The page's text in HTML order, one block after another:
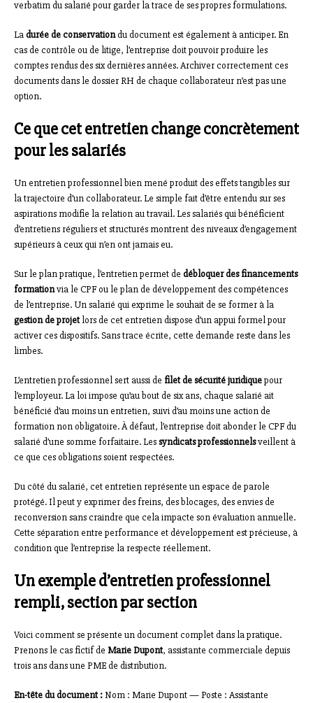
verbatim du salarié pour garder la trace de ses propres formulations.
Ladurée de conservationdu document est également à anticiper. En
cas de contrôle ou de litige, l’entreprise doit pouvoir produire les
comptes rendus des six dernières années. Archiver correctement ces
documents dans le dossier RH de chaque collaborateur n’est pas une
option.
Ce que cet entretien change concrètement
pour les salariés
Un entretien professionnel bien mené produit des effets tangibles sur
la trajectoire d’un collaborateur. Le simple fait d’être entendu sur ses
aspirations modifie la relation au travail. Les salariés qui bénéficient
d’entretiens réguliers et structurés montrent des niveaux d’engagement
supérieurs à ceux qui n’en ont jamais eu.
Sur le plan pratique, l’entretien permet de débloquer des financements
formationvia le CPF ou le plan de développement des compétences
de l’entreprise. Un salarié qui exprime le souhait de se former à la
gestion de projet lors de cet entretien dispose d’un appui formel pour
activer ces dispositifs. Sans trace écrite, cette demande reste dans les
limbes.
L’entretien professionnel sert aussi de filet de sécurité juridiquepour
l’employeur. La loi impose qu’au bout de six ans, chaque salarié ait
bénéficié d’au moins un entretien, suivi d’au moins une action de
formation non obligatoire. À défaut, l’entreprise doit abonder le CPF du
salarié d’une somme forfaitaire. Lessyndicats professionnelsveillent à
ce que ces obligations soient respectées.
Du côté du salarié, cet entretien représente un espace de parole
protégé. Il peut y exprimer des freins, des blocages, des envies de
reconversion sans craindre que cela impacte son évaluation annuelle.
Cette séparation entre performance et développement est précieuse, à
condition que l’entreprise la respecte réellement.
Un exemple d’entretien professionnel
rempli, section par section
Voici comment se présente un document complet dans la pratique.
Prenons le cas fictif de Marie Dupont, assistante commerciale depuis
trois ans dans une PME de distribution.
En-tête du document :Nom : Marie Dupont — Poste : Assistante